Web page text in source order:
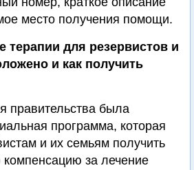
место получения помощи.
терапии для резервистов и
и как получить
правительства была
программа, которая
и их семьям получить
за лечение